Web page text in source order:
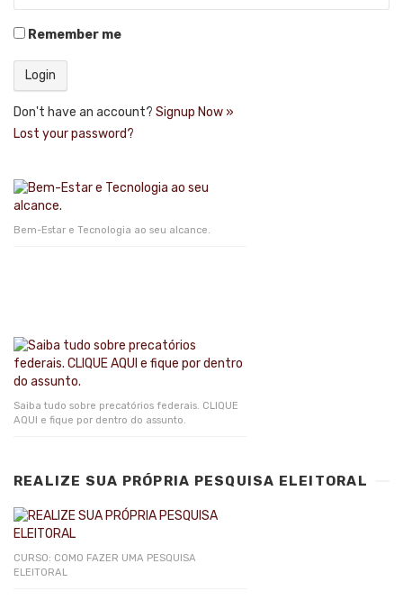
Remember me
Don't have an account? Signup Now »
Lost your password?
Bem-Estar e Tecnologia ao seu alcance.
Saiba tudo sobre precatórios federais. CLIQUE
AQUI e fique por dentro do assunto.
REALIZE SUA PRÓPRIA PESQUISA ELEITORAL
CURSO: COMO FAZER UMA PESQUISA
ELEITORAL